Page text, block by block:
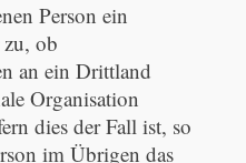
Person ein
ob
an ein Drittland
Organisation
dies der Fall ist, so
im Übrigen das